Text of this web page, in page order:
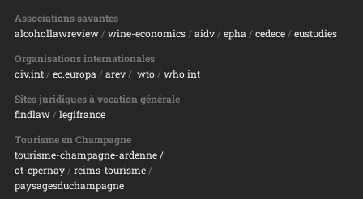
Associations savantes
alcohollawreview/ wine-economics/ aidv/ epha / cedece/ eustudies
Organisations internationales
oiv.int/ ec.europa / arev/ wto/ who.int
Sites juridiques à vocation générale
findlaw/ legifrance
Tourisme en Champagne
tourisme-champagne-ardenne /
ot-epernay/ reims-tourisme/
paysagesduchampagne